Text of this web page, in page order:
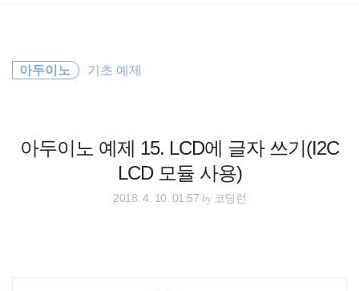
로
아두이노 예제 15. LCD에 글자 쓰기(I2C
LCD 모듈 사용)
아두이노 기초 예제
2018. 4. 10. 01:57 by코딩런